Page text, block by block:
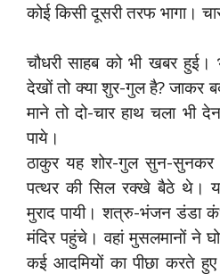
कोई किसी दूसरी तरफ भागा।
चौधरी साहब को भी खबर
देखों तो क्या शुर-गुल है? जाकर
माने तो दो-चार हाथ चला भी
पाये।
ठाकुर यह शोर-गुल सुन-सुनकर
पत्थर की सिल रक्खे बैठे थे।
मुराद पायी। शत्रु-भंजन डंडा
मंदिर पहुंचे। वहां मुसलमानों ने
कई आदमियों का पीछा करते